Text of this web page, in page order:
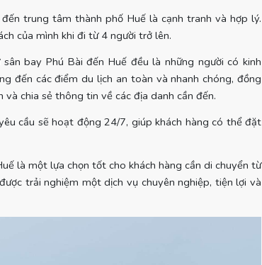
trung tâm thành phố Huế là cạnh tranh và hợp lý.
của mình khi đi từ 4 người trở lên.
bay Phú Bài đến Huế đều là những người có kinh
đến các điểm du lịch an toàn và nhanh chóng, đồng
chia sẻ thông tin về các địa danh cần đến.
cầu sẽ hoạt động 24/7, giúp khách hàng có thể đặt
là một lựa chọn tốt cho khách hàng cần di chuyển từ
trải nghiệm một dịch vụ chuyên nghiệp, tiện lợi và